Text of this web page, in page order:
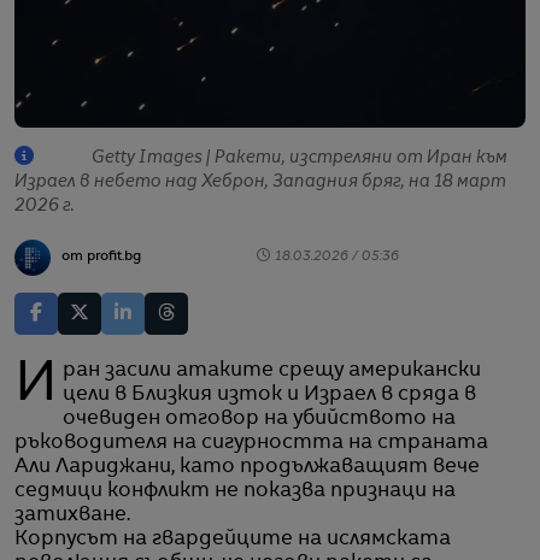
Getty Images | Ракети, изстреляни от Иран към
Израел в небето над Хеброн, Западния бряг, на 18 март
2026 г.
от profit.bg 18.03.2026 / 05:36
Иран засили атаките срещу американски
цели в Близкия изток и Израел в сряда в
очевиден отговор на убийството на
ръководителя на сигурността на страната
Али Лариджани, като продължаващият вече
седмици конфликт не показва признаци на
затихване.
Корпусът на гвардейците на ислямската